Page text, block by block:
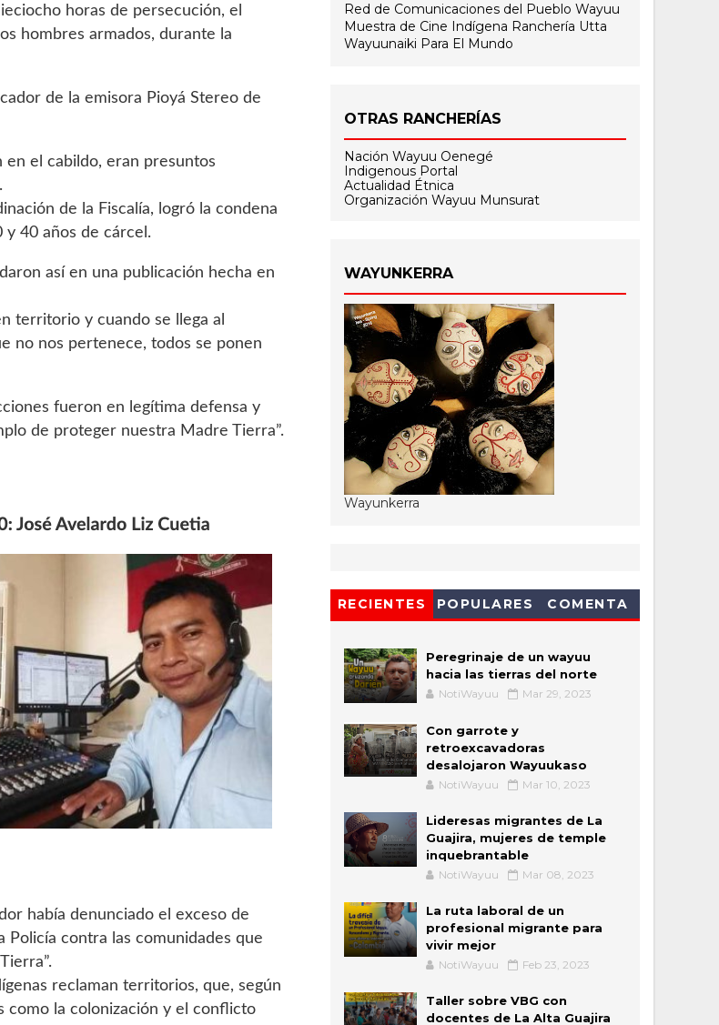
horas de persecución, el
hombres armados, durante la
de la emisora Pioyá Stereo de
el cabildo, eran presuntos
de la Fiscalía, logró la condena
y 40 años de cárcel.
así en una publicación hecha en
territorio y cuando se llega al
no nos pertenece, todos se ponen
fueron en legítima defensa y
de proteger nuestra Madre Tierra”.
había denunciado el exceso de
contra las comunidades que
reclaman territorios, que, según
como la colonización y el conflicto
Red de Comunicaciones del Pueblo Wayuu
Muestra de Cine Indígena Ranchería Utta
Wayuunaiki Para El Mundo
OTRAS RANCHERÍAS
Nación Wayuu Oenegé
Indigenous Portal
Actualidad Étnica
Organización Wayuu Munsurat
WAYUNKERRA
Wayunkerra
RECIENTES POPULARES COMENTA
Peregrinaje de un wayuu
hacia las tierras del norte
NotiWayuu Mar 29, 2023
Con garrote y
retroexcavadoras
desalojaron Wayuukaso
NotiWayuu Mar 10, 2023
Lideresas migrantes de La
Guajira, mujeres de temple
inquebrantable
NotiWayuu Mar 08, 2023
La ruta laboral de un
profesional migrante para
vivir mejor
NotiWayuu Feb 23, 2023
Taller sobre VBG con
docentes de La Alta Guajira